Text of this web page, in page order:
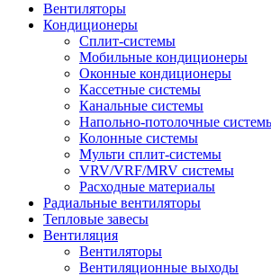
Вентиляторы
Кондиционеры
Сплит-системы
Мобильные кондиционеры
Оконные кондиционеры
Кассетные системы
Канальные системы
Напольно-потолочные
Колонные системы
Мульти сплит-системы
VRV/VRF/MRV системы
Расходные материалы
Радиальные вентиляторы
Тепловые завесы
Вентиляция
Вентиляторы
Вентиляционные выходы